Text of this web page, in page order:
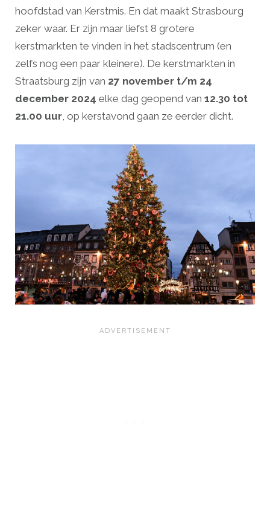
hoofdstad van Kerstmis. En dat maakt Strasbourg
zeker waar. Er zijn maar liefst 8 grotere
kerstmarkten te vinden in het stadscentrum (en
zelfs nog een paar kleinere). De kerstmarkten in
Straatsburg zijn van 27 november t/m 24
december 2024 elke dag geopend van 12.30 tot
21.00 uur , op kerstavond gaan ze eerder dicht.